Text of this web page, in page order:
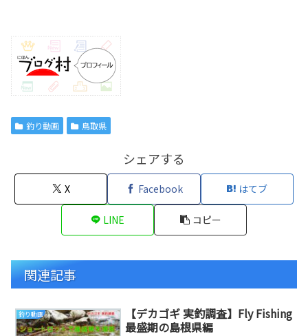
釣り動画 鳥取県
シェアする
X Facebook はてブ
LINE コピー
関連記事
釣り動画
【デカゴギ 実釣調査】Fly Fishing
最盛期の島根県編